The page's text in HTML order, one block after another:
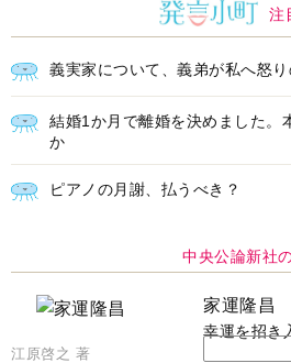
注
義実家について、義弟が私へ怒
結婚1か月で離婚を決めました。
か
ピアノの月謝、払うべき？
中央公論新社
家運隆昌
幸運を招き
江原啓之 著